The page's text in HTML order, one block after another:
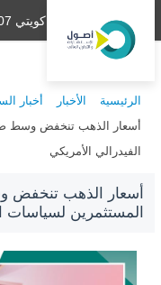
دينار كويتي 0.307
الرئيسية الأخبار
أخبار
أسعار الذهب تنخفض وسط
الفيدرالي الأمريكي
أسعار الذهب تنخفض
المستثمرين لسياسات